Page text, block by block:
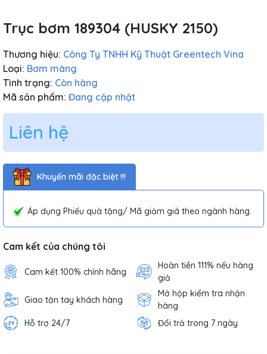
Trục bơm 189304 (HUSKY 2150)
Thương hiệu: Công Ty TNHH Kỹ Thuật Greentech Vina
Loại: Bơm màng
Tình trạng: Còn hàng
Mã sản phẩm: Đang cập nhật
Liên hệ
Khuyến mãi đặc biệt !!!
Áp dụng Phiếu quà tặng/ Mã giảm giá theo ngành hàng.
Cam kết của chúng tôi
Cam kết 100% chính hãng
Hoàn tiền 111% nếu hàng
giả
Giao tận tay khách hàng
Mở hộp kiểm tra nhận
hàng
Hỗ trợ 24/7
Đổi trả trong 7 ngày